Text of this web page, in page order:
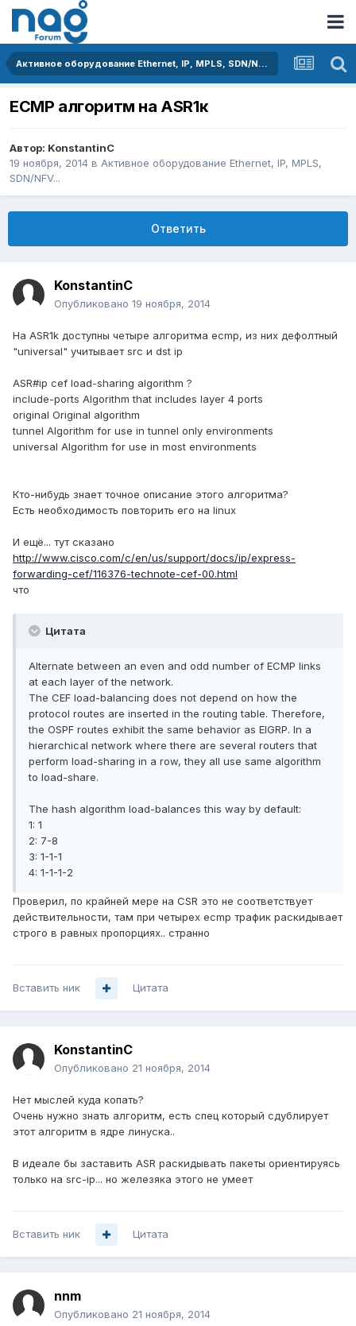
Активное оборудование Ethernet, IP, MPLS, SDN/NFV...
ECMP алгоритм на ASR1к
Автор: KonstantinC
19 ноября, 2014 в Активное оборудование Ethernet, IP, MPLS,
SDN/NFV...
Ответить
KonstantinC
Опубликовано 19 ноября, 2014
На ASR1k доступны четыре алгоритма ecmp, из них дефолтный
"universal" учитывает src и dst ip
ASR#ip cef load-sharing algorithm ?
include-ports Algorithm that includes layer 4 ports
original Original algorithm
tunnel Algorithm for use in tunnel only environments
universal Algorithm for use in most environments
Кто-нибудь знает точное описание этого алгоритма?
Есть необходимость повторить его на linux
И ещё... тут сказано
http://www.cisco.com/c/en/us/support/docs/ip/express-
forwarding-cef/116376-technote-cef-00.html
что
Цитата
Alternate between an even and odd number of ECMP links
at each layer of the network.
The CEF load-balancing does not depend on how the
protocol routes are inserted in the routing table. Therefore,
the OSPF routes exhibit the same behavior as EIGRP. In a
hierarchical network where there are several routers that
perform load-sharing in a row, they all use same algorithm
to load-share.
The hash algorithm load-balances this way by default:
1: 1
2: 7-8
3: 1-1-1
4: 1-1-1-2
Проверил, по крайней мере на CSR это не соответствует
действительности, там при четырех ecmp трафик раскидывает
строго в равных пропорциях.. странно
Вставить ник Цитата
KonstantinC
Опубликовано 21 ноября, 2014
Нет мыслей куда копать?
Очень нужно знать алгоритм, есть спец который сдублирует
этот алгоритм в ядре линуска..
В идеале бы заставить ASR раскидывать пакеты ориентируясь
только на src-ip... но железяка этого не умеет
Вставить ник Цитата
nnm
Опубликовано 21 ноября, 2014